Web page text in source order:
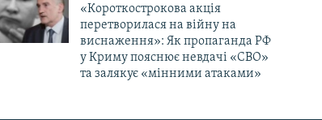
«Короткострокова акція
перетворилася на війну на
виснаження»: Як пропаганда РФ
у Криму пояснює невдачі «СВО»
та залякує «мінними атаками»